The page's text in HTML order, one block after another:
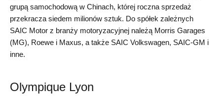
grupą samochodową w Chinach, której roczna sprzedaż
przekracza siedem milionów sztuk. Do spółek zależnych
SAIC Motor z branży motoryzacyjnej należą Morris Garages
(MG), Roewe i Maxus, a także SAIC Volkswagen, SAIC-GM i
inne.
Olympique Lyon